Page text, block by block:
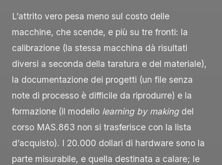
L’attrito vero pesa meno sul costo delle
macchine, che scende, e più su tre fronti: la
calibrazione (la stessa macchina dà risultati
diversi a seconda della taratura e del materiale),
la documentazione dei progetti (un file senza
note di processo è difficile da riprodurre) e la
formazione (il modello learning by makingdel
corso MAS.863 non si trasferisce con la lista
d’acquisto). I 20.000 dollari di hardware sono la
parte misurabile, e quella destinata a calare; le